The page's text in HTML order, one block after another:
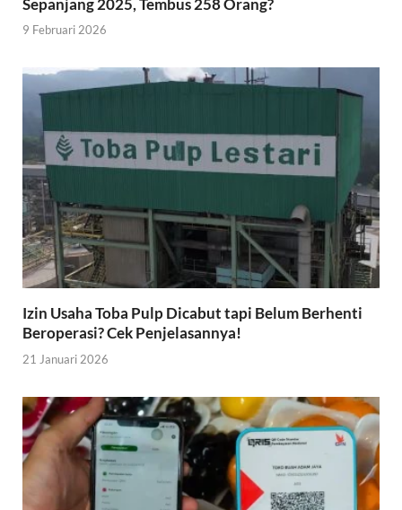
Sepanjang 2025, Tembus 258 Orang?
9 Februari 2026
Izin Usaha Toba Pulp Dicabut tapi Belum Berhenti
Beroperasi? Cek Penjelasannya!
21 Januari 2026